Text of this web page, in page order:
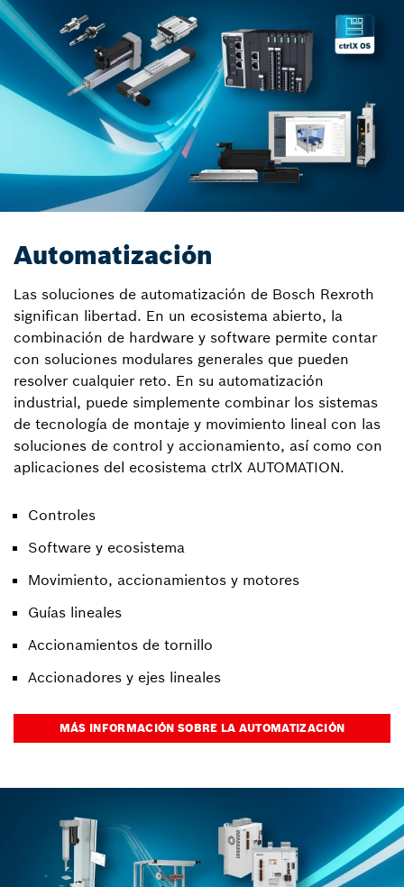
Automatización
Las soluciones de automatización de Bosch Rexroth
significan libertad. En un ecosistema abierto, la
combinación de hardware y software permite contar
con soluciones modulares generales que pueden
resolver cualquier reto. En su automatización
industrial, puede simplemente combinar los sistemas
de tecnología de montaje y movimiento lineal con las
soluciones de control y accionamiento, así como con
aplicaciones del ecosistema ctrlX AUTOMATION.
Controles
Software y ecosistema
Movimiento, accionamientos y motores
Guías lineales
Accionamientos de tornillo
Accionadores y ejes lineales
MÁS INFORMACIÓN SOBRE LA AUTOMATIZACIÓN